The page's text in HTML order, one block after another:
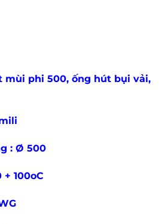
mùi phi 500, ống hút bụi vải,
: Ø 500
100oC